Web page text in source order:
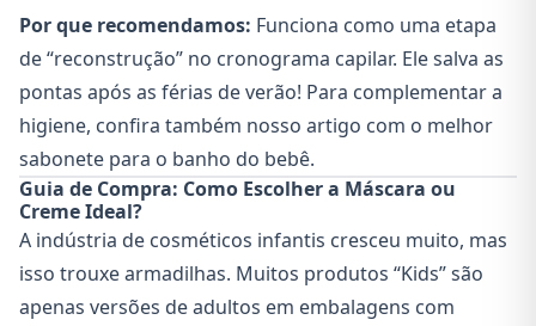
Por que recomendamos: Funciona como uma etapa
de “reconstrução” no cronograma capilar. Ele salva as
pontas após as férias de verão! Para complementar a
higiene, confira também nosso artigo com o melhor
sabonete para o banho do bebê.
Guia de Compra: Como Escolher a Máscara ou
Creme Ideal?
A indústria de cosméticos infantis cresceu muito, mas
isso trouxe armadilhas. Muitos produtos “Kids” são
apenas versões de adultos em embalagens com